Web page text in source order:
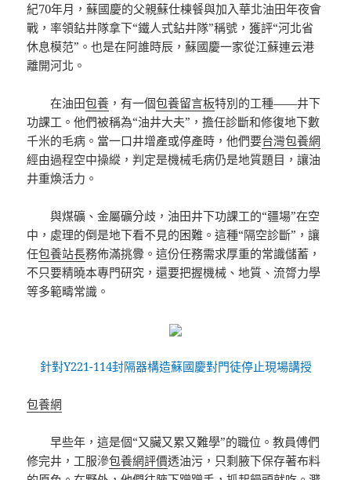
紀70年月，蘇國慶的父親蘇仕棟餐與加入華北油田年夜會
戰，率領鉆井隊拿下“鐵人式鉆井隊”稱號，獲評“河北省
休息模范”。也是在阿誰時辰，蘇國慶一家從江蘇連云港
離開河北。
在油田包養 ，有一個包養留言板特別的工種——井下
功課工。他們被稱為“油井大夫”，擔任診斷和修復地下數
千米的毛病。當一口井增產或停產時，他們要台灣包養網
經由過程空中操縱，判定是機械毛病仍是地質題目，讓油
井重煥活力。
與煤礦、金屬礦分歧，油田井下功課工的“疆場”在空
中，處理的倒是地下看不見的困難。這種“隔空診斷”，讓
任包養站長務佈滿挑釁。這份任務需求厚重的常識儲蓄，
不只要精曉本專門研究，還要把握機械、地質、流膂力學
等多範疇常識。
針對Y221-114封隔器構造蘇國慶對門徒停止現場講授
包養網
早些年，這是個“又臟又累又難學”的職位。教員傅們
修完井，工服滲包養網評價透油污，只剩腋下保存著布料